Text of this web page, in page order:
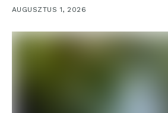
AUGUSZTUS 1, 2026